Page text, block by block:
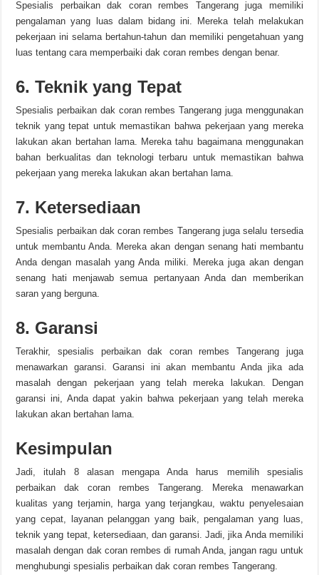
Spesialis perbaikan dak coran rembes Tangerang juga memiliki
pengalaman yang luas dalam bidang ini. Mereka telah melakukan
pekerjaan ini selama bertahun-tahun dan memiliki pengetahuan yang
luas tentang cara memperbaiki dak coran rembes dengan benar.
6. Teknik yang Tepat
Spesialis perbaikan dak coran rembes Tangerang juga menggunakan
teknik yang tepat untuk memastikan bahwa pekerjaan yang mereka
lakukan akan bertahan lama. Mereka tahu bagaimana menggunakan
bahan berkualitas dan teknologi terbaru untuk memastikan bahwa
pekerjaan yang mereka lakukan akan bertahan lama.
7. Ketersediaan
Spesialis perbaikan dak coran rembes Tangerang juga selalu tersedia
untuk membantu Anda. Mereka akan dengan senang hati membantu
Anda dengan masalah yang Anda miliki. Mereka juga akan dengan
senang hati menjawab semua pertanyaan Anda dan memberikan
saran yang berguna.
8. Garansi
Terakhir, spesialis perbaikan dak coran rembes Tangerang juga
menawarkan garansi. Garansi ini akan membantu Anda jika ada
masalah dengan pekerjaan yang telah mereka lakukan. Dengan
garansi ini, Anda dapat yakin bahwa pekerjaan yang telah mereka
lakukan akan bertahan lama.
Kesimpulan
Jadi, itulah 8 alasan mengapa Anda harus memilih spesialis
perbaikan dak coran rembes Tangerang. Mereka menawarkan
kualitas yang terjamin, harga yang terjangkau, waktu penyelesaian
yang cepat, layanan pelanggan yang baik, pengalaman yang luas,
teknik yang tepat, ketersediaan, dan garansi. Jadi, jika Anda memiliki
masalah dengan dak coran rembes di rumah Anda, jangan ragu untuk
menghubungi spesialis perbaikan dak coran rembes Tangerang.